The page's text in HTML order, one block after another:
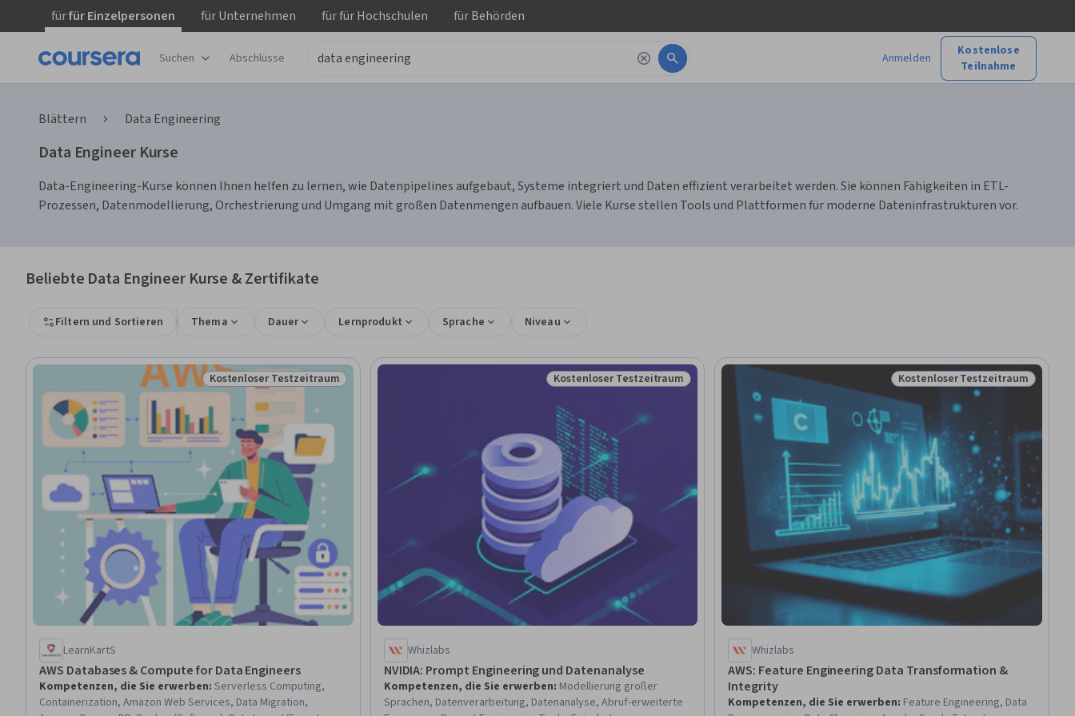
fürfür Einzelpersonen fürUnternehmen fürfür Hochschulen fürBehörden
Suchen Abschlüsse Anmelden
Kostenlose
Teilnahme
Blättern Data Engineering
Data Engineer Kurse
Data-Engineering-Kurse können Ihnen helfen zu lernen, wie Datenpipelines aufgebaut, Systeme integriert und Daten effizient verarbeitet werden. Sie können Fähigkeiten in ETL-
Prozessen, Datenmodellierung, Orchestrierung und Umgang mit großen Datenmengen aufbauen. Viele Kurse stellen Tools und Plattformen für moderne Dateninfrastrukturen vor.
Beliebte Data Engineer Kurse & Zertifikate
Filtern und Sortieren Thema Dauer Lernprodukt Sprache Niveau
Status: Kostenloser Testzeitraum
Kostenloser Testzeitraum
LearnKartS
AWS Databases & Compute for Data Engineers
Kompetenzen, die Sie erwerben: Serverless Computing,
Containerization, Amazon Web Services, Data Migration,
Status: Kostenloser Testzeitraum
Kostenloser Testzeitraum
Whizlabs
NVIDIA: Prompt Engineering und Datenanalyse
Kompetenzen, die Sie erwerben: Modellierung großer
Sprachen, Datenverarbeitung, Datenanalyse, Abruf-erweiterte
Status: Kostenloser
Kostenloser Testzeitraum
Whizlabs
AWS: Feature Engineering Data Transformation &
Integrity
Kompetenzen, die Sie erwerben: Feature Engineering, Data